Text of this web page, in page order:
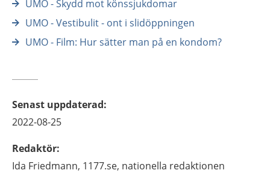
UMO - Skydd mot könssjukdomar
UMO - Vestibulit - ont i slidöppningen
UMO - Film: Hur sätter man på en kondom?
Senast uppdaterad:
2022-08-25
Redaktör:
Ida Friedmann, 1177.se, nationella redaktionen